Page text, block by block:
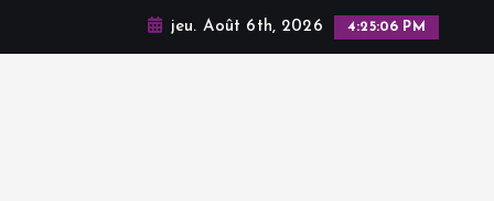
jeu. Août 6th, 2026 4:25:07 PM